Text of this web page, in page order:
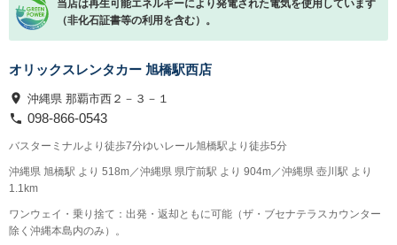
当店は再生可能エネルギーにより発電された電気を使用しています
（非化石証書等の利用を含む）。
オリックスレンタカー 旭橋駅西店
沖縄県 那覇市西２－３－１
098-866-0543
バスターミナルより徒歩7分ゆいレール旭橋駅より徒歩5分
沖縄県 旭橋駅 より 518m／沖縄県 県庁前駅 より 904m／沖縄県 壺川駅 より
1.1km
ワンウェイ・乗り捨て：出発・返却ともに可能（ザ・ブセナテラスカウンター
除く沖縄本島内のみ）。